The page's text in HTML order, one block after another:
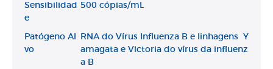
Sensibilidad
e
500 cópias/mL
Patógeno Al
vo
RNA do Vírus Influenza B e linhagens Y
amagata e Victoria do vírus da influenz
a B